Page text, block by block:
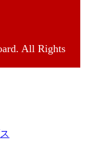
All Rights